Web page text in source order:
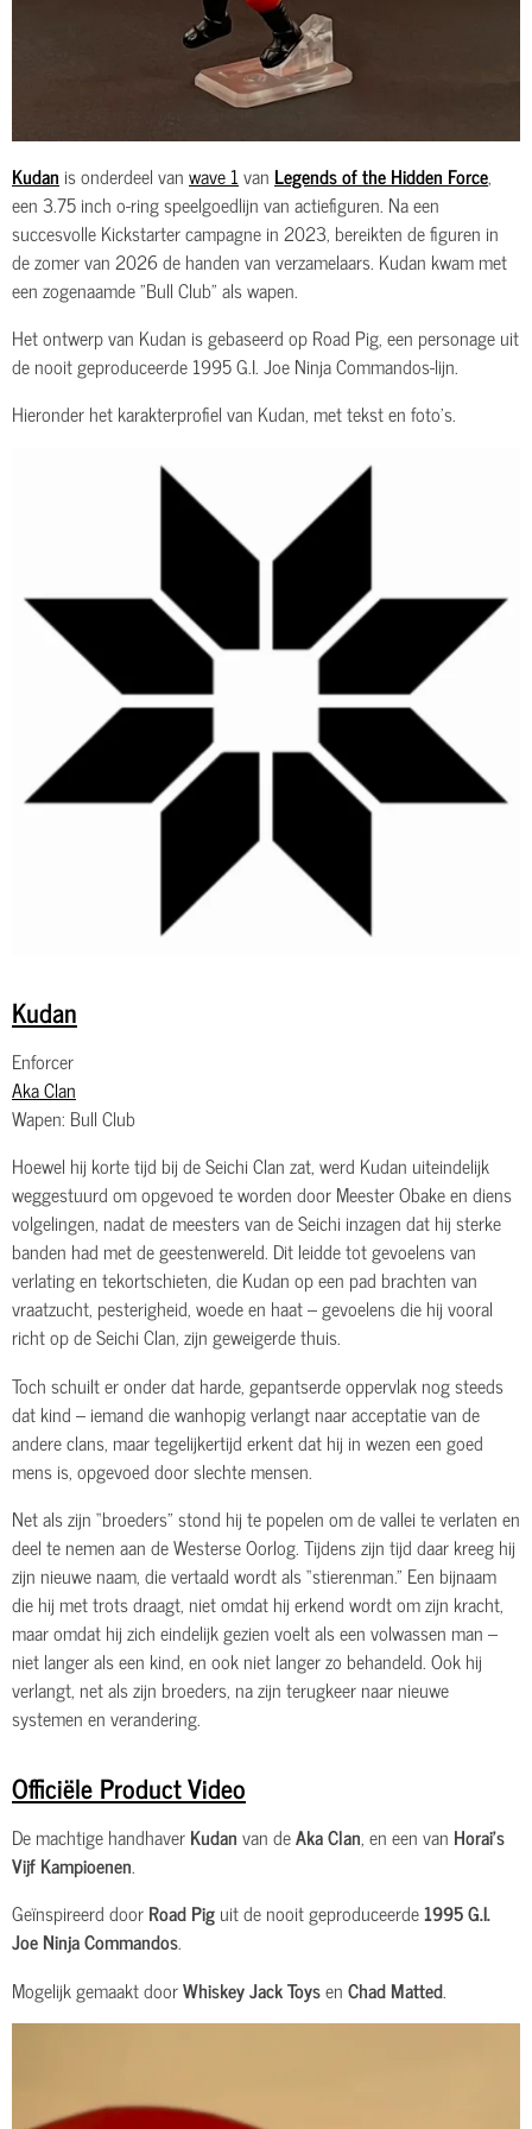
Kudan is onderdeel vanwave 1van Legends of the Hidden Force,
een 3.75 inch o-ring speelgoedlijn van actiefiguren. Na een
succesvolle Kickstarter campagne in 2023, bereikten de figuren in
de zomer van 2026 de handen van verzamelaars. Kudan kwam met
een zogenaamde "Bull Club" als wapen.
Het ontwerp van Kudan is gebaseerd op Road Pig, een personage uit
de nooit geproduceerde 1995 G.I. Joe Ninja Commandos-lijn.
Hieronder het karakterprofiel van Kudan, met tekst en foto's.
Kudan
Enforcer
Aka Clan
Wapen: Bull Club
Hoewel hij korte tijd bij de Seichi Clan zat, werd Kudan uiteindelijk
weggestuurd om opgevoed te worden door Meester Obake en diens
volgelingen, nadat de meesters van de Seichi inzagen dat hij sterke
banden had met de geestenwereld. Dit leidde tot gevoelens van
verlating en tekortschieten, die Kudan op een pad brachten van
vraatzucht, pesterigheid, woede en haat – gevoelens die hij vooral
richt op de Seichi Clan, zijn geweigerde thuis.
Toch schuilt er onder dat harde, gepantserde oppervlak nog steeds
dat kind – iemand die wanhopig verlangt naar acceptatie van de
andere clans, maar tegelijkertijd erkent dat hij in wezen een goed
mens is, opgevoed door slechte mensen.
Net als zijn “broeders” stond hij te popelen om de vallei te verlaten en
deel te nemen aan de Westerse Oorlog. Tijdens zijn tijd daar kreeg hij
zijn nieuwe naam, die vertaald wordt als “stierenman.” Een bijnaam
die hij met trots draagt, niet omdat hij erkend wordt om zijn kracht,
maar omdat hij zich eindelijk gezien voelt als een volwassen man –
niet langer als een kind, en ook niet langer zo behandeld. Ook hij
verlangt, net als zijn broeders, na zijn terugkeer naar nieuwe
systemen en verandering.
Officiële Product Video
De machtige handhaverKudanvan deAka Clan, en een van Horai’s
Vijf Kampioenen.
Geïnspireerd doorRoad Piguit de nooit geproduceerde1995 G.I.
Joe Ninja Commandos.
Mogelijk gemaakt doorWhiskey Jack ToysenChad Matted.